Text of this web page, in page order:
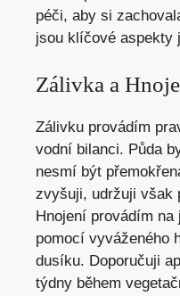
péči, aby si
jsou klíčové aspekty
Zálivka a
Zálivku provádím
vodní bilanci. Půda
nesmí být
zvyšuji, udržuji však
Hnojení provádím
pomocí vyváženého
dusíku. Doporučuji
týdny během